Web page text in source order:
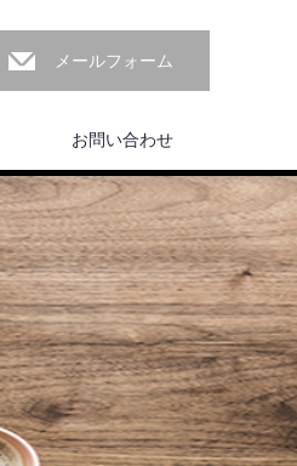
メールフォーム
お問い合わせ